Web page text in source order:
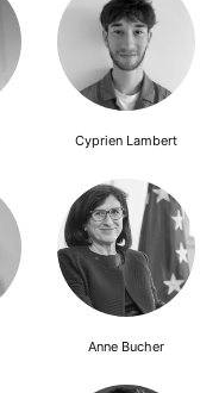
Cyprien Lambert
Anne Bucher